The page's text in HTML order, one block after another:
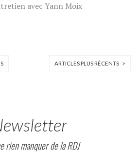
avec Yann Moix
ARTICLES PLUS RÉCENTS >
rien manquer de la RDJ